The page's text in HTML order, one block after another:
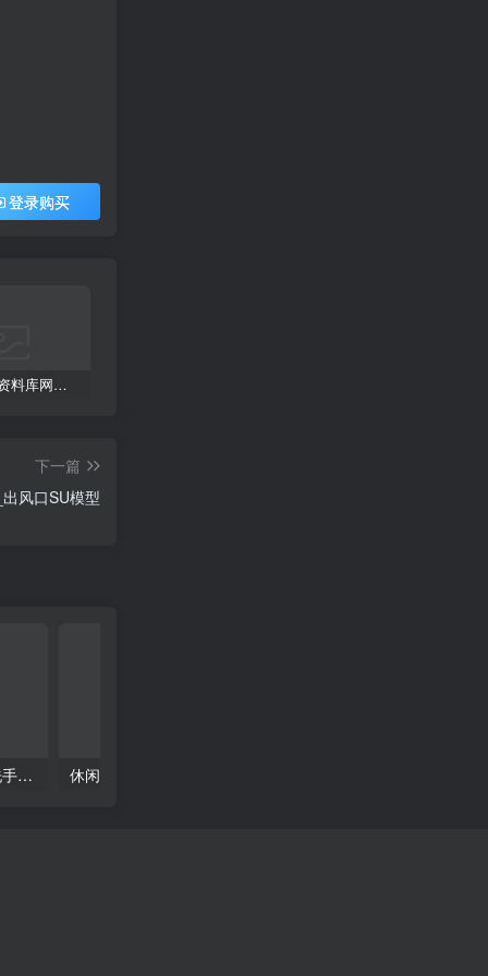
登录购买
2023拓者资料库网盘版800GB | CAD施工图+3D模型+户型方案+高清图集等
下一篇
风口SU模型
浴室柜子草图大师卫生间洗手台盆镜子卫浴现代奶油单体家装su模型